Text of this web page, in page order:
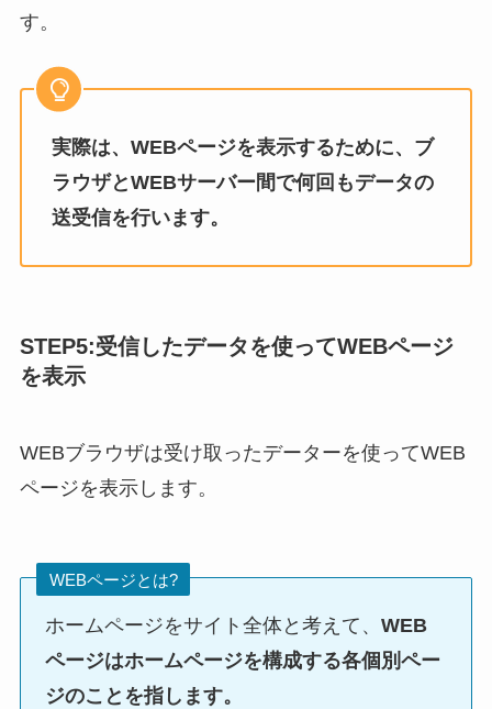
す。
実際は、WEBページを表示するために、ブ
ラウザとWEBサーバー間で何回もデータの
送受信を行います。
STEP5:受信したデータを使ってWEBページ
を表示
WEBブラウザは受け取ったデーターを使ってWEB
ページを表示します。
WEBページとは?
ホームページをサイト全体と考えて、WEB
ページはホームページを構成する各個別ペー
ジのことを指します。